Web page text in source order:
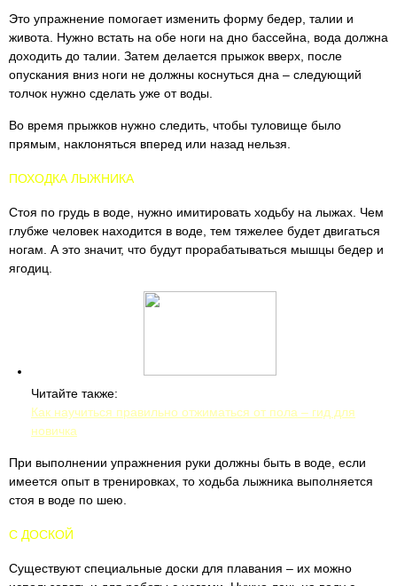
Это упражнение помогает изменить форму бедер, талии и
живота. Нужно встать на обе ноги на дно бассейна, вода должна
доходить до талии. Затем делается прыжок вверх, после
опускания вниз ноги не должны коснуться дна – следующий
толчок нужно сделать уже от воды.
Во время прыжков нужно следить, чтобы туловище было
прямым, наклоняться вперед или назад нельзя.
ПОХОДКА ЛЫЖНИКА
Стоя по грудь в воде, нужно имитировать ходьбу на лыжах. Чем
глубже человек находится в воде, тем тяжелее будет двигаться
ногам. А это значит, что будут прорабатываться мышцы бедер и
ягодиц.
Читайте также:
Как научиться правильно отжиматься от пола – гид для
новичка
При выполнении упражнения руки должны быть в воде, если
имеется опыт в тренировках, то ходьба лыжника выполняется
стоя в воде по шею.
С ДОСКОЙ
Существуют специальные доски для плавания – их можно